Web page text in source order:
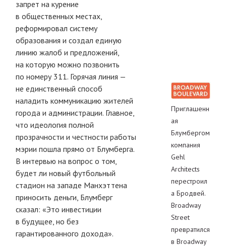
запрет на курение
в общественных местах,
реформировал систему
образования и создал единую
линию жалоб и предложений,
на которую можно позвонить
по номеру 311. Горячая линия —
не единственный способ
наладить коммуникацию жителей
города и администрации. Главное,
что идеология полной
прозрачности и честности работы
мэрии пошла прямо от Блумберга.
В интервью на вопрос о том,
будет ли новый футбольный
стадион на западе Манхэттена
приносить деньги, Блумберг
сказал: «Это инвестиции
в будущее, но без
гарантированного дохода».
Приглашенн
ая
Блумбергом
компания
Gehl
Architects
перестроил
а Бродвей.
Broadway
Street
превратился
в Broadway